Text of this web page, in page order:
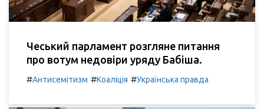
Чеський парламент розгляне питання
про вотум недовіри уряду Бабіша.
#Антисемітизм #Коаліція #Українська правда